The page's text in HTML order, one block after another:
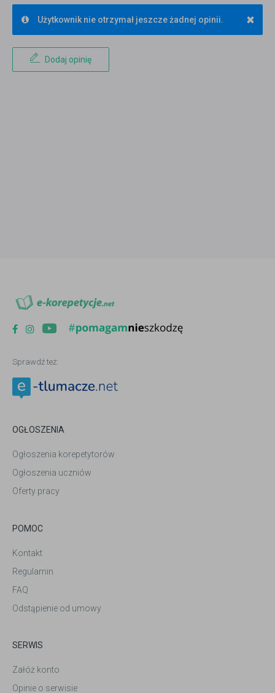
×
Użytkownik nie otrzymał jeszcze żadnej opinii.
Dodaj opinię
Sprawdź też:
OGŁOSZENIA
Ogłoszenia korepetytorów
Ogłoszenia uczniów
Oferty pracy
POMOC
Kontakt
Regulamin
FAQ
Odstąpienie od umowy
SERWIS
Załóż konto
Opinie o serwisie